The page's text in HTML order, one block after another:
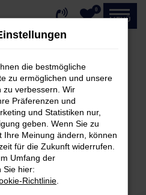
0
MENÜ
Error
aufgetreten.
die dir helfen können:
und deine
zum Beispiel deine
die bestmögliche
zu ermöglichen und unsere
zu verbessern. Wir
Präferenzen und
und Statistiken nur,
geben. Wenn Sie zu
Ihre Meinung ändern, können
für die Zukunft widerrufen.
Umfang der
Sie hier:
Richtlinie